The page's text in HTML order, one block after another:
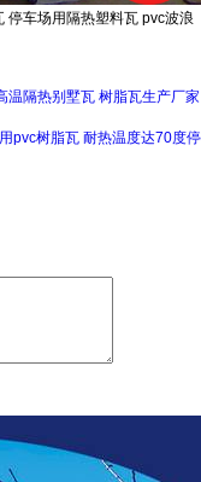
停车场用隔热塑料瓦 pvc波浪
温隔热别墅瓦 树脂瓦生产厂家
pvc树脂瓦 耐热温度达70度停